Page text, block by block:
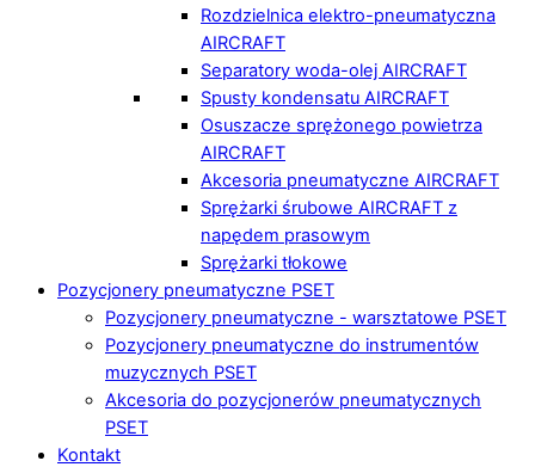
Rozdzielnica elektro-pneumatyczna
AIRCRAFT
Separatory woda-olej AIRCRAFT
Spusty kondensatu AIRCRAFT
Osuszacze sprężonego powietrza
AIRCRAFT
Akcesoria pneumatyczne AIRCRAFT
Sprężarki śrubowe AIRCRAFT z
napędem prasowym
Sprężarki tłokowe
Pozycjonery pneumatyczne PSET
Pozycjonery pneumatyczne - warsztatowe PSET
Pozycjonery pneumatyczne do instrumentów
muzycznych PSET
Akcesoria do pozycjonerów pneumatycznych
PSET
Kontakt